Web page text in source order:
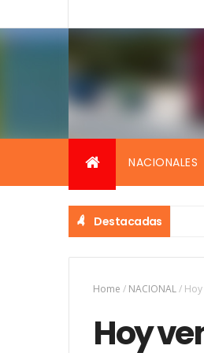
NACIONALES
Destacadas
Home / NACIONAL/
Hoy